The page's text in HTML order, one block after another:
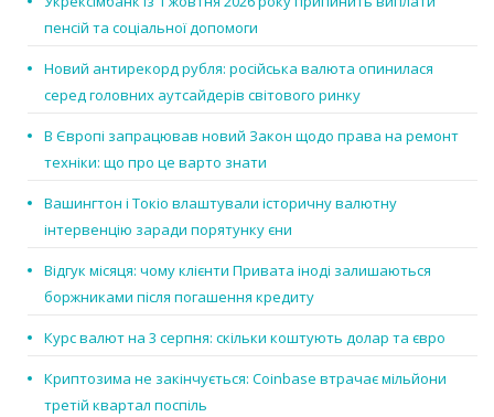
пенсій та соціальної допомоги
Новий антирекорд рубля: російська валюта опинилася
серед головних аутсайдерів світового ринку
В Європі запрацював новий Закон щодо права на ремонт
техніки: що про це варто знати
Вашингтон і Токіо влаштували історичну валютну
інтервенцію заради порятунку єни
Відгук місяця: чому клієнти Привата іноді залишаються
боржниками після погашення кредиту
Курс валют на 3 серпня: скільки коштують долар та євро
Криптозима не закінчується: Coinbase втрачає мільйони
третій квартал поспіль